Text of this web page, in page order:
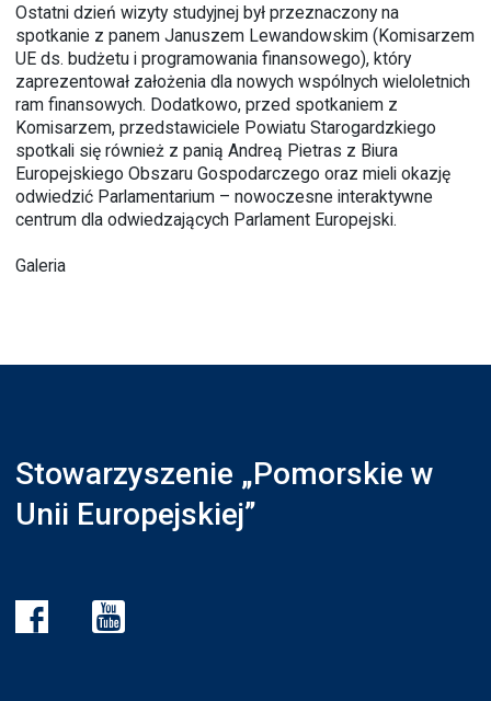
Ostatni dzień wizyty studyjnej był przeznaczony na
spotkanie z panem Januszem Lewandowskim (Komisarzem
UE ds. budżetu i programowania finansowego), który
zaprezentował założenia dla nowych wspólnych wieloletnich
ram finansowych. Dodatkowo, przed spotkaniem z
Komisarzem, przedstawiciele Powiatu Starogardzkiego
spotkali się również z panią Andreą Pietras z Biura
Europejskiego Obszaru Gospodarczego oraz mieli okazję
odwiedzić Parlamentarium – nowoczesne interaktywne
centrum dla odwiedzających Parlament Europejski.
Galeria
Stowarzyszenie „Pomorskie w
Unii Europejskiej”